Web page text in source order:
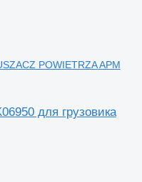
POWIETRZA APM
для грузовика